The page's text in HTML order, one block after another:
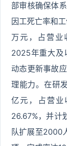
部审核确保体
因工死亡率和
万元，占营业
2025年重大及
动态更新事故
理能力。在研
亿元，占营业
26.67%，并计
队扩展至2000